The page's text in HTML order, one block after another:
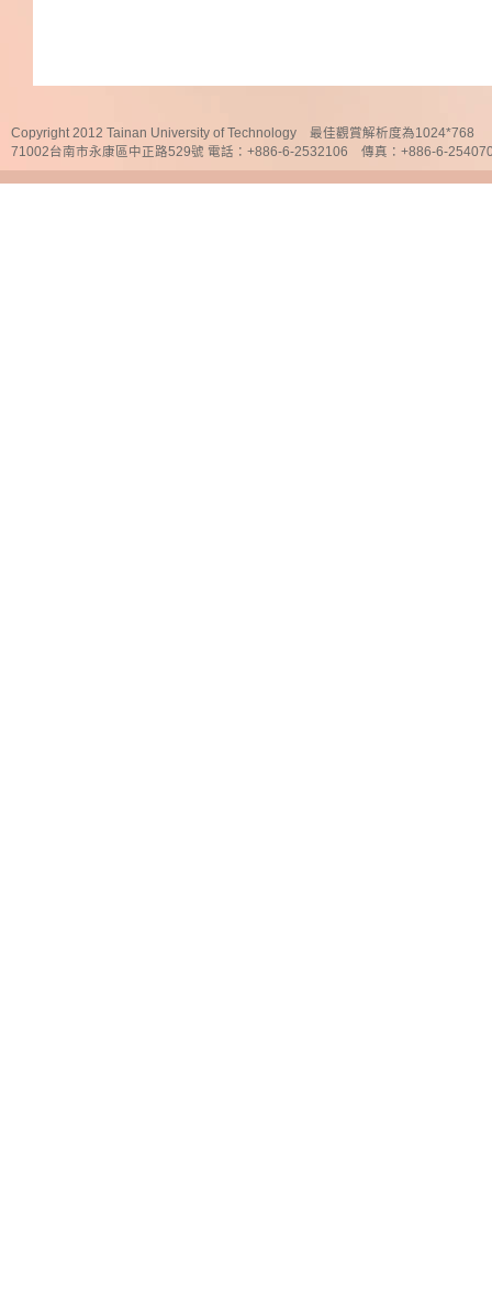
Copyright 2012 Tainan University of Technology 最佳觀賞解析度為1024*768
71002台南市永康區中正路529號 電話：+886-6-2532106 傳真：+886-6-